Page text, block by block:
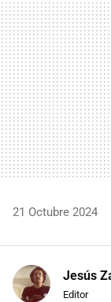
21 Octubre 2024
Jesús
Editor